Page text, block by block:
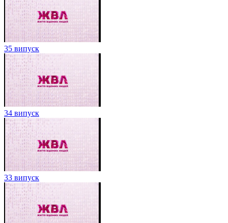
35 випуск
34 випуск
33 випуск